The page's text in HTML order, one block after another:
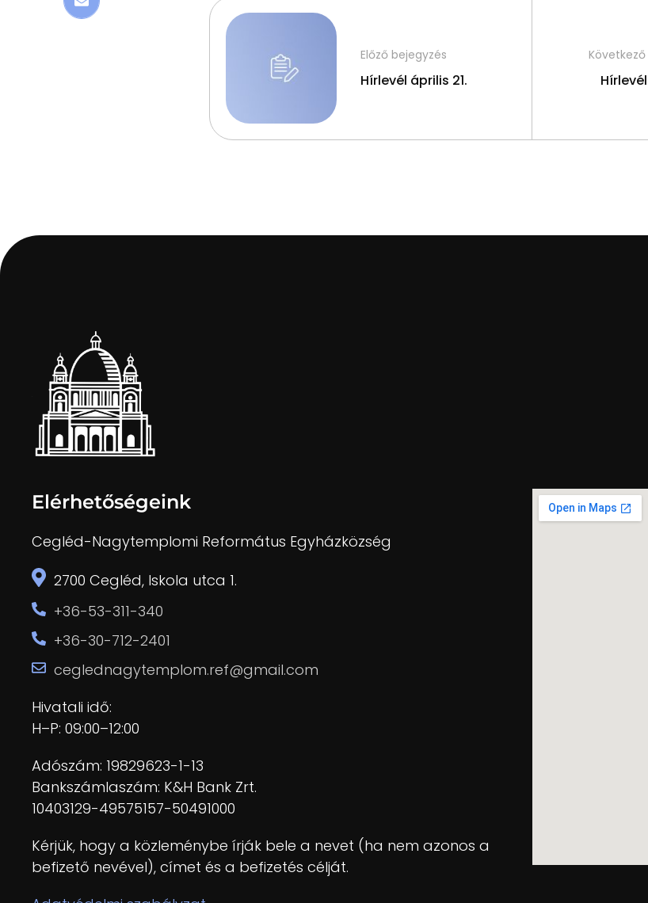
Előző bejegyzés
Hírlevél április 21.
Elérhetőségeink
Cegléd-Nagytemplomi Református Egyházközség
2700 Cegléd, Iskola utca 1.
+36-53-311-340
+36-30-712-2401
ceglednagytemplom.ref@gmail.com
Hivatali idő:
H–P: 09:00–12:00
Adószám: 19829623-1-13
Bankszámlaszám: K&H Bank Zrt.
10403129-49575157-50491000
Kérjük, hogy a közleménybe írják bele a nevet (ha nem azonos a
befizető nevével), címet és a befizetés célját.